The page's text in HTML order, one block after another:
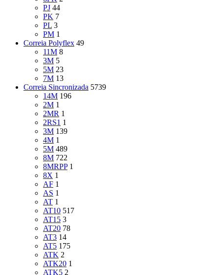
PJ 44
PK 7
PL 3
PM 1
Correia Polyflex 49
11M 8
3M 5
5M 23
7M 13
Correia Sincronizada 5739
14M 196
2M 1
2MR 1
2RS1 1
3M 139
4M 1
5M 489
8M 722
8MRPP 1
8X 1
AF 1
AS 1
AT 1
AT10 517
AT15 3
AT20 78
AT3 14
AT5 175
ATK 2
ATK20 1
ATK5 2